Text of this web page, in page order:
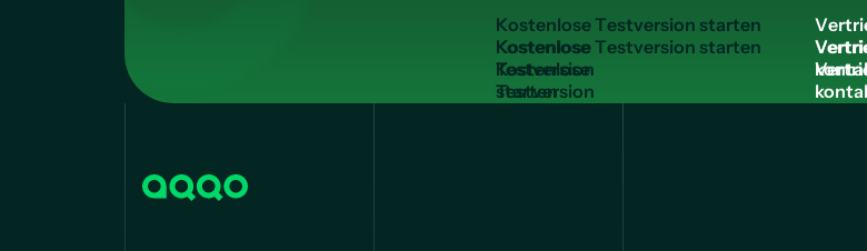
KostenloseTestversion starten
Kostenlose
Testversion
starten
Vertri